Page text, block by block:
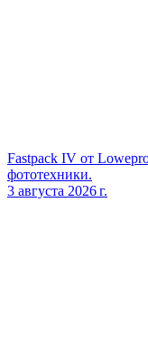
Fastpack IV от
фототехники.
3 августа 2026 г.